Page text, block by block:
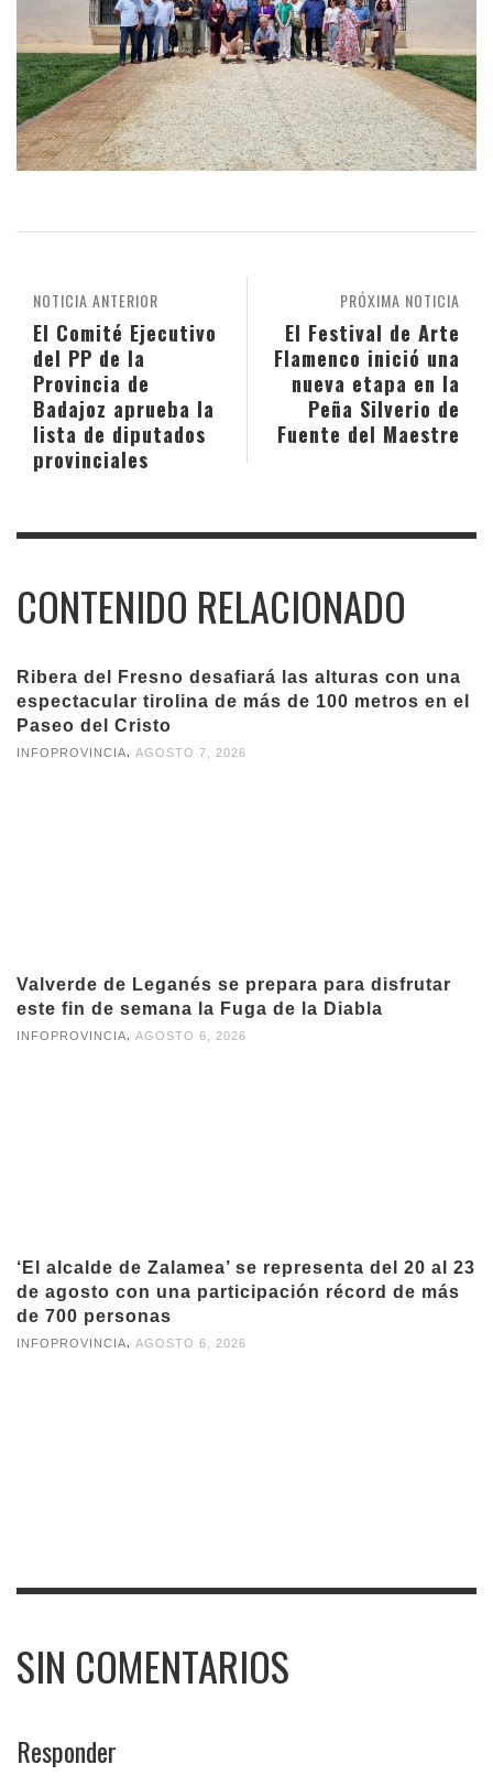
PRÓXIMA NOTICIA
El Festival de Arte
Flamenco inició una
nueva etapa en la
Peña Silverio de
Fuente del Maestre
NOTICIA ANTERIOR
El Comité Ejecutivo
del PP de la
Provincia de
Badajoz aprueba la
lista de diputados
provinciales
CONTENIDO RELACIONADO
Ribera del Fresno desafiará las alturas con una
espectacular tirolina de más de 100 metros en el
Paseo del Cristo
INFOPROVINCIA AGOSTO 7, 2026
Valverde de Leganés se prepara para disfrutar
este fin de semana la Fuga de la Diabla
INFOPROVINCIA AGOSTO 6, 2026
‘El alcalde de Zalamea’ se representa del 20 al 23
de agosto con una participación récord de más
de 700 personas
INFOPROVINCIA AGOSTO 6, 2026
SIN COMENTARIOS
Responder